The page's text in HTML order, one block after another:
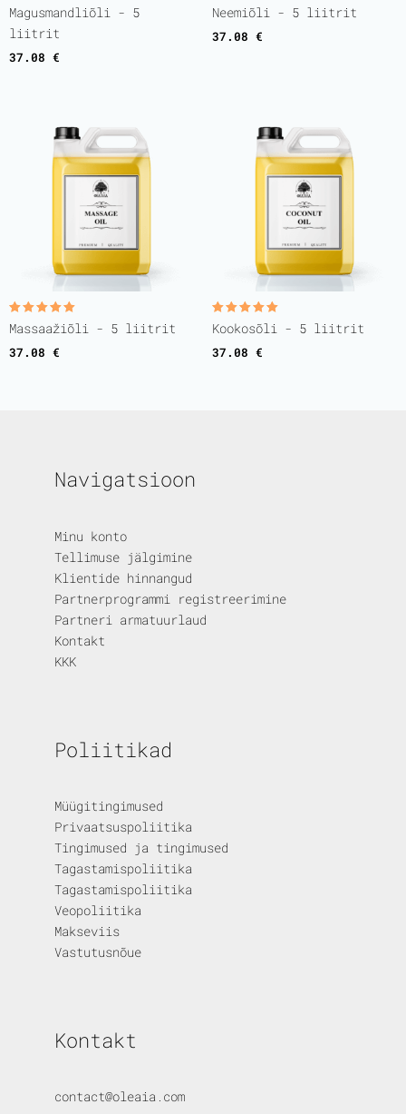
Rated
5.00
out of 5
Magusmandliõli - 5
liitrit
37.08 €
Rated
5.00
Neemiõli - 5 liitrit
37.08 €
Rated
5.00
Massaažiõli - 5 liitrit
37.08 €
Rated
5.00
Kookosõli - 5 liitrit
37.08 €
Navigatsioon
Minu konto
Tellimuse jälgimine
Klientide hinnangud
Partnerprogrammi registreerimine
Partneri armatuurlaud
Kontakt
KKK
Poliitikad
Müügitingimused
Privaatsuspoliitika
Tingimused ja tingimused
Tagastamispoliitika
Tagastamispoliitika
Veopoliitika
Makseviis
Vastutusnõue
Kontakt
contact@oleaia.com